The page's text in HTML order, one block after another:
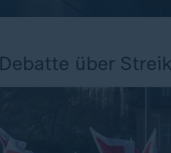
Debatte über